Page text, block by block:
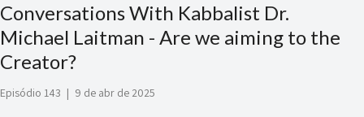
Conversations With Kabbalist Dr.
Michael Laitman - Are we aiming to the
Creator?
Episódio 143 | 9 de abr de 2025